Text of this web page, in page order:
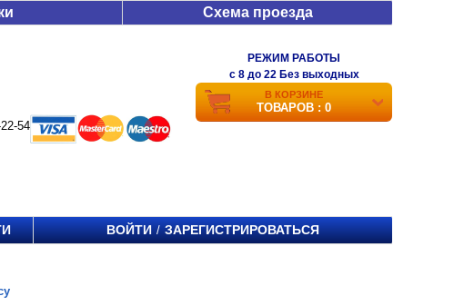
Схема проезда
54
РЕЖИМ РАБОТЫ
c 8 до 22 Без выходных
В КОРЗИНЕ
ТОВАРОВ : 0
ВОЙТИ / ЗАРЕГИСТРИРОВАТЬСЯ